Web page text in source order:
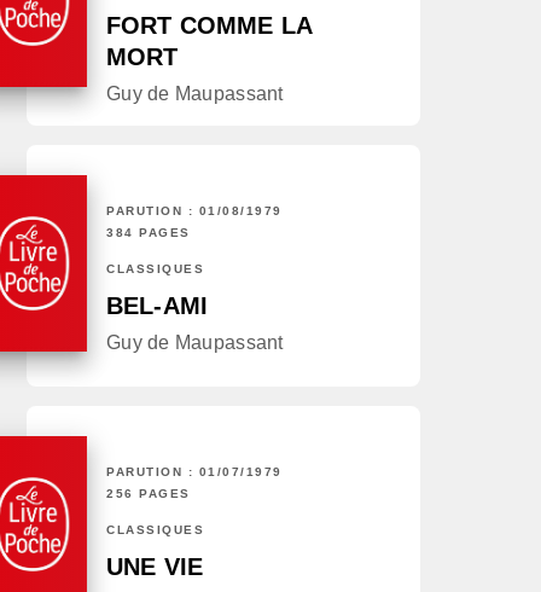
FORT COMME LA
MORT
Guy de Maupassant
PARUTION : 01/08/1979
384 PAGES
CLASSIQUES
BEL-AMI
Guy de Maupassant
PARUTION : 01/07/1979
256 PAGES
CLASSIQUES
UNE VIE